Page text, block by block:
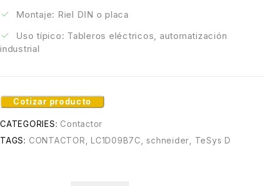
Montaje: Riel DIN o placa
Uso típico: Tableros eléctricos, automatización
industrial
Cotizar producto
CATEGORIES: Contactor
TAGS: CONTACTOR LC1D09B7C ,schneider TeSys D